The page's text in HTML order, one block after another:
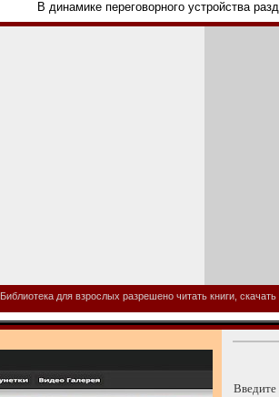
В динамике переговорного устройства
Библиотека для взрослых разрешено читать книги,